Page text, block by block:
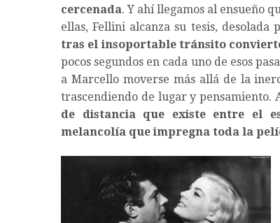
cercenada. Y ahí llegamos al ensueño
ellas, Fellini alcanza su tesis,
tras el insoportable tránsito
pocos segundos en cada uno de esos
a Marcello moverse más allá de la
trascendiendo de lugar y pensamiento.
de distancia que existe entre el
melancolía que impregna toda la